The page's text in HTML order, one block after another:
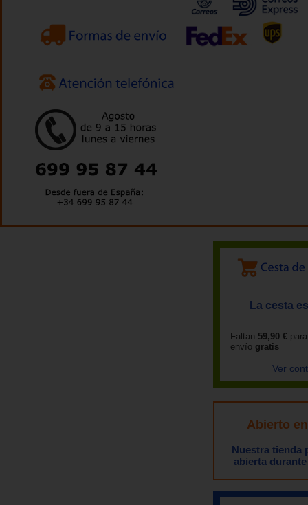
La cesta
Faltan 59,90 €
envío gratis
Ver
Abierto
Nuestra tienda
abierta